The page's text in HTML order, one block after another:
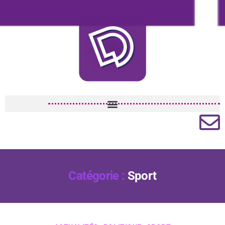
Catégorie : Sport